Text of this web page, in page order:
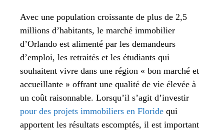
Avec une population croissante de plus de 2,5
millions d’habitants, le marché immobilier
d’Orlando est alimenté par les demandeurs
d’emploi, les retraités et les étudiants qui
souhaitent vivre dans une région « bon marché et
accueillante » offrant une qualité de vie élevée à
un coût raisonnable. Lorsqu’il s’agit d’investir
pour des projets immobiliers en Floride qui
apportent les résultats escomptés, il est important